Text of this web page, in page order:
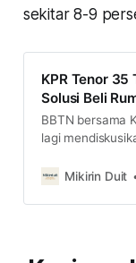
sekitar 8-9
KPR Tenor 35
Solusi Beli
BBTN bersama
lagi
beneran bisa
kekurangannya
Mikirin Duit